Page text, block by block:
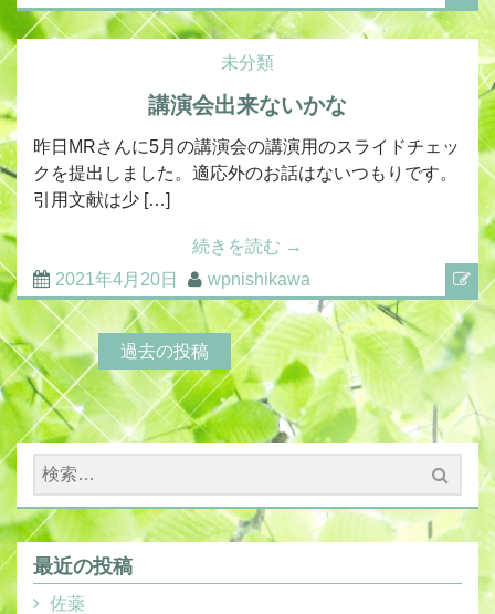
未分類
講演会出来ないかな
昨日MRさんに5月の講演会の講演用のスライドチェッ
クを提出しました。適応外のお話はないつもりです。
引用文献は少 […]
続きを読む →
2021年4月20日
wpnishikawa
過去の投稿
検
索:
最近の投稿
佐薬